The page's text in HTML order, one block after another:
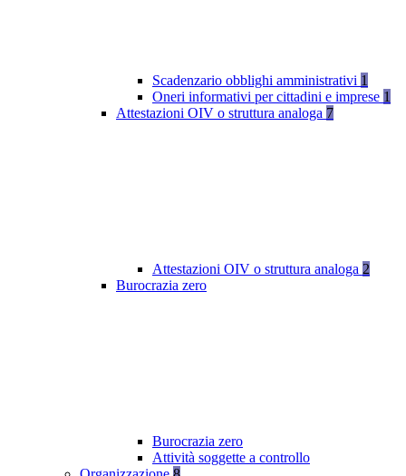
Scadenzario obblighi amministrativi 1
Oneri informativi per cittadini e imprese 1
Attestazioni OIV o struttura analoga 7
Attestazioni OIV o struttura analoga 2
Burocrazia zero
Burocrazia zero
Attività soggette a controllo